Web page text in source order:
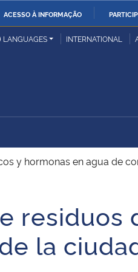
ACESSO À INFORMAÇÃO
das Relações
Ministério da
Família e dos
do Brasil
LANGUAGES INTERNATIONAL
y hormonas en agua de
residuos
la